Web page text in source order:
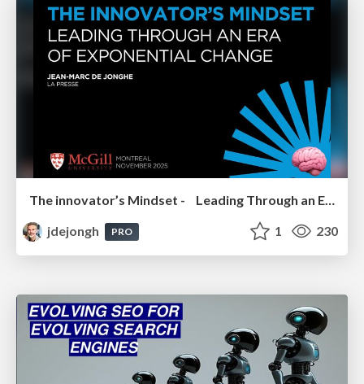
The innovator’s Mindset - Leading Through an Era of Exponential Change - McGill University 2025
jdejongh
PRO 1 230